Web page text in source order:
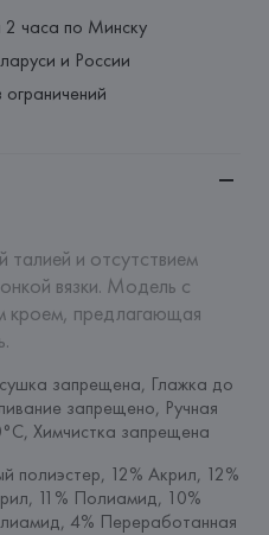
2 часа по Минску
и России
и отсутствием
вязки. Модель с
кроем, предлагающая
запрещена, Глажка до
запрещено, Ручная
Химчистка запрещена
полиэстер, 12% Акрил, 12%
11% Полиамид, 10%
4% Переработанная